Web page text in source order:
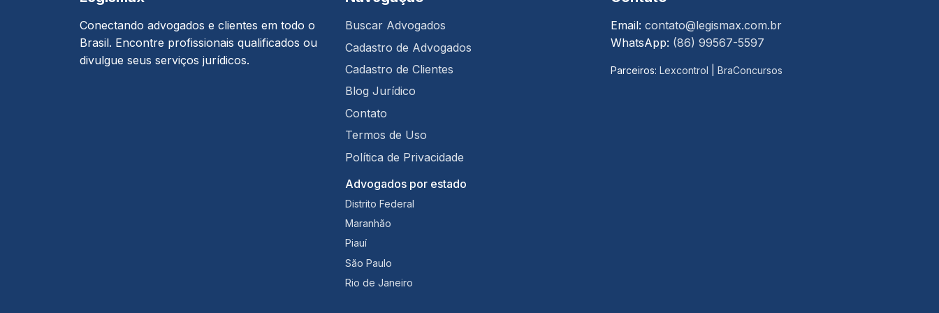
Conectando advogados e clientes em todo o
Brasil. Encontre profissionais qualificados ou
divulgue seus serviços jurídicos.
Buscar Advogados
Cadastro de Advogados
Cadastro de Clientes
Blog Jurídico
Contato
Termos de Uso
Política de Privacidade
Advogados por estado
Distrito Federal
Maranhão
Piauí
São Paulo
Rio de Janeiro
Email: contato@legismax.com.br
WhatsApp: (86) 99567-5597
Parceiros: Lexcontrol BraConcursos